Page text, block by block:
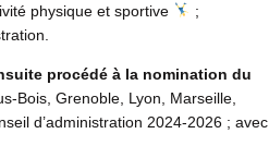
physique et sportive
;
procédé à la nomination du
Bois, Grenoble, Lyon, Marseille,
d’administration 2024-2026 ; avec